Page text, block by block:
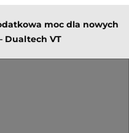
moc dla nowych
Dualtech VT